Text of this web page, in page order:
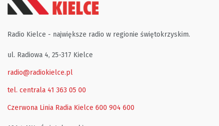
Radio Kielce - największe radio w regionie świętokrzyskim.
ul. Radiowa 4, 25-317 Kielce
radio@radiokielce.pl
tel. centrala 41 363 05 00
Czerwona Linia Radia Kielce 600 904 600